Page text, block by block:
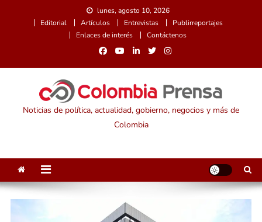
lunes, agosto 10, 2026
Editorial
Artículos Entrevistas
Publirreportajes
Enlaces de interés
Contáctenos
Noticias de política, actualidad, gobierno, negocios y más de
Colombia